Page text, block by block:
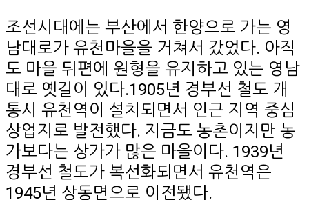
조선시대에는 부산에서 한양으로 가는 영
남대로가 유천마을을 거쳐서 갔었다. 아직
도 마을 뒤편에 원형을 유지하고 있는 영남
대로 옛길이 있다.1905년 경부선 철도 개
통시 유천역이 설치되면서 인근 지역 중심
상업지로 발전했다. 지금도 농촌이지만 농
가보다는 상가가 많은 마을이다. 1939년
경부선 철도가 복선화되면서 유천역은
1945년 상동면으로 이전됐다.